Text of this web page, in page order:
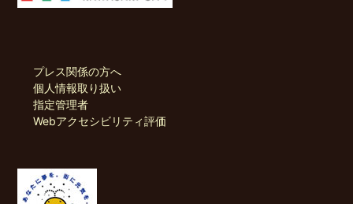
プレス関係の方へ
個人情報取り扱い
指定管理者
Webアクセシビリティ評価